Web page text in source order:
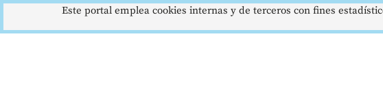
Este portal emplea cookies internas y de terceros con fines